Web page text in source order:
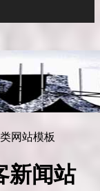
新闻站